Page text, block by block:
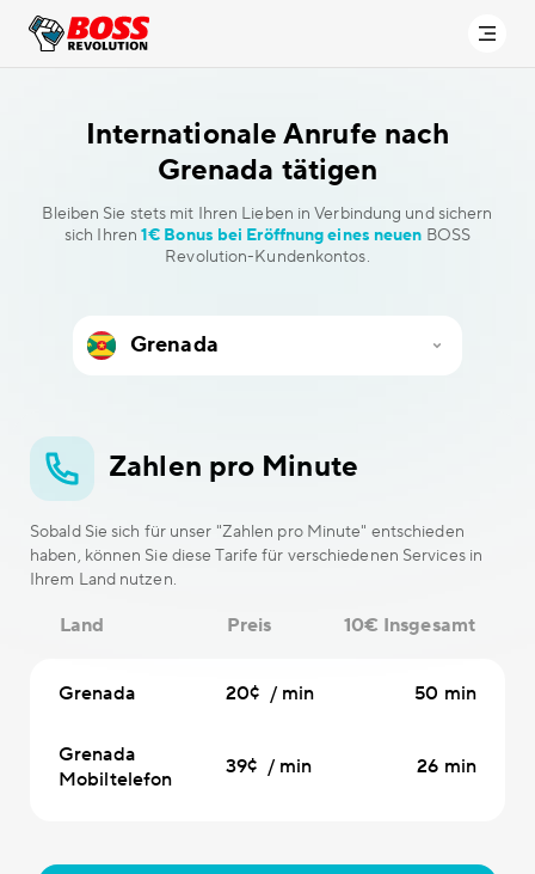
Internationale Anrufe nach
Grenada tätigen
Bleiben Sie stets mit Ihren Lieben in Verbindung und sichern
sich Ihren1€ Bonus bei Eröffnung eines neuen BOSS
Revolution-Kundenkontos.
Zahlen pro Minute
Sobald Sie sich für unser "Zahlen pro Minute" entschieden
haben, können Sie diese Tarife für verschiedenen Services in
Ihrem Land nutzen.
Land Preis 10€ Insgesamt
Grenada 20¢ / min 50 min
Grenada
Mobiltelefon
39¢ / min 26 min